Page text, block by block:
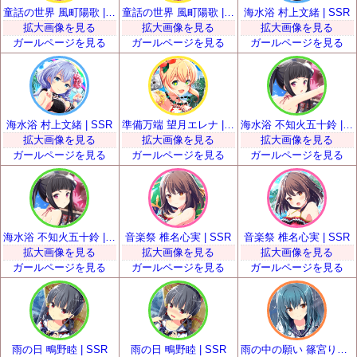
拡大画像を見る
ガールページを見る
童話の世界 風町陽歌 | SSR
拡大画像を見る
ガールページを見る
海水浴 村上文緒 | SSR
拡大画像を見る
ガールページを見る
海水浴 村上文緒 | SSR
拡大画像を見る
ガールページを見る
準備万端 望月エレナ | SSR
拡大画像を見る
ガールページを見る
海水浴 不知火五十鈴 | SSR
拡大画像を見る
ガールページを見る
拡大画像を見る
ガールページを見る
音楽祭 椎名心実 | SSR
拡大画像を見る
ガールページを見る
音楽祭 椎名心実 | SSR
拡大画像を見る
ガールページを見る
雨の日 鴫野睦 | SSR
雨の日 鴫野睦 | SSR